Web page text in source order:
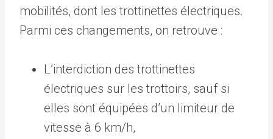
mobilités, dont les trottinettes électriques.
Parmi ces changements, on retrouve :
L’interdiction des trottinettes
électriques sur les trottoirs, sauf si
elles sont équipées d’un limiteur de
vitesse à 6 km/h,